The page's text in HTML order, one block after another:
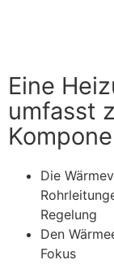
Eine
umfasst
Die
Regelung
Den
Fokus